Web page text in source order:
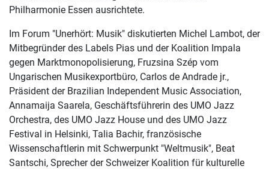
Philharmonie Essen ausrichtete.
Im Forum "Unerhört: Musik" diskutierten Michel Lambot, der
Mitbegründer des Labels Pias und der Koalition Impala
gegen Marktmonopolisierung, Fruzsina Szép vom
Ungarischen Musikexportbüro, Carlos de Andrade jr.,
Präsident der Brazilian Independent Music Association,
Annamaija Saarela, Geschäftsführerin des UMO Jazz
Orchestra, des UMO Jazz House und des UMO Jazz
Festival in Helsinki, Talia Bachir, französische
Wissenschaftlerin mit Schwerpunkt "Weltmusik", Beat
Santschi, Sprecher der Schweizer Koalition für kulturelle